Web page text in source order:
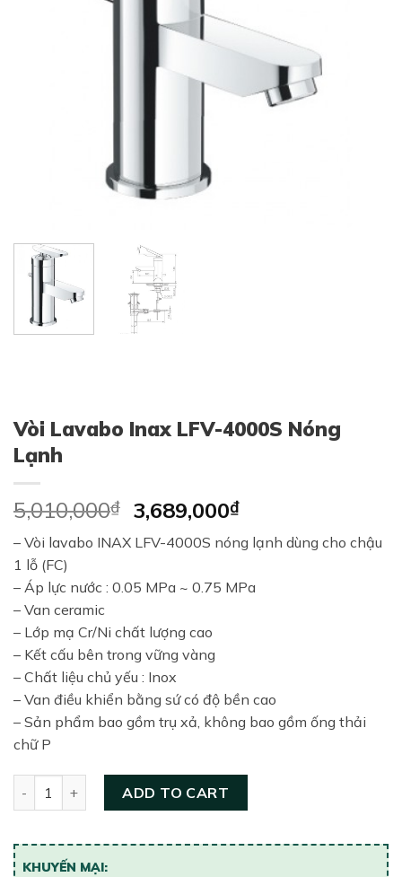
Vòi Lavabo Inax LFV-4000S Nóng
Lạnh
5,010,000₫
Original
price
was:
3,689,000₫Current
price
is:
– Vòi lavabo INAX LFV-4000S nóng lạnh dùng cho chậu
1 lỗ (FC)
– Áp lực nước : 0.05 MPa ~ 0.75 MPa
– Van ceramic
– Lớp mạ Cr/Ni chất lượng cao
– Kết cấu bên trong vững vàng
– Chất liệu chủ yếu : Inox
– Van điều khiển bằng sứ có độ bền cao
– Sản phẩm bao gồm trụ xả, không bao gồm ống thải
chữ P
ADD TO CART
KHUYẾN MẠI: